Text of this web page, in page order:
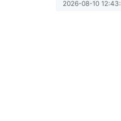
2026-08-10